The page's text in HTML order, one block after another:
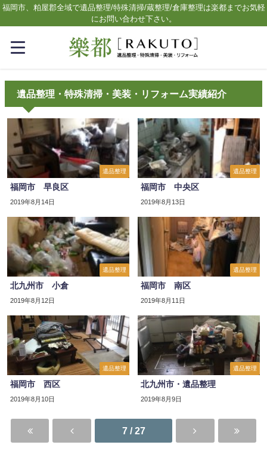
福岡市、粕屋郡全域で遺品整理/特殊清掃/蔵整理/倉庫整理は楽都までお気軽
にお問い合わせ下さい。
遺品整理・特殊清掃・美装・リフォーム実績紹介
遺品整理
福岡市 早良区
2019年8月14日
遺品整理
福岡市 中央区
2019年8月13日
遺品整理
北九州市 小倉
2019年8月12日
遺品整理
福岡市 南区
2019年8月11日
遺品整理
福岡市 西区
2019年8月10日
遺品整理
北九州市・遺品整理
2019年8月9日
7 / 27